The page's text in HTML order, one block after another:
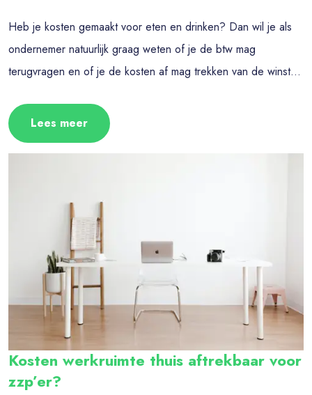
Heb je kosten gemaakt voor eten en drinken? Dan wil je als
ondernemer natuurlijk graag weten of je de btw mag
terugvragen en of je de kosten af mag trekken van de winst...
Lees meer
Kosten werkruimte thuis aftrekbaar voor
zzp’er?